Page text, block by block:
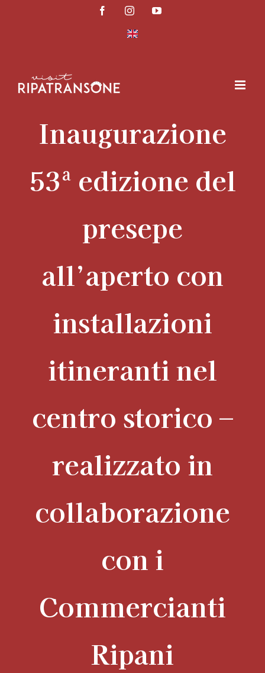
FacebookInstagramYouTube
Inaugurazione
53ª edizione del
presepe
all’aperto con
installazioni
itineranti nel
centro storico –
realizzato in
collaborazione
con i
Commercianti
Ripani